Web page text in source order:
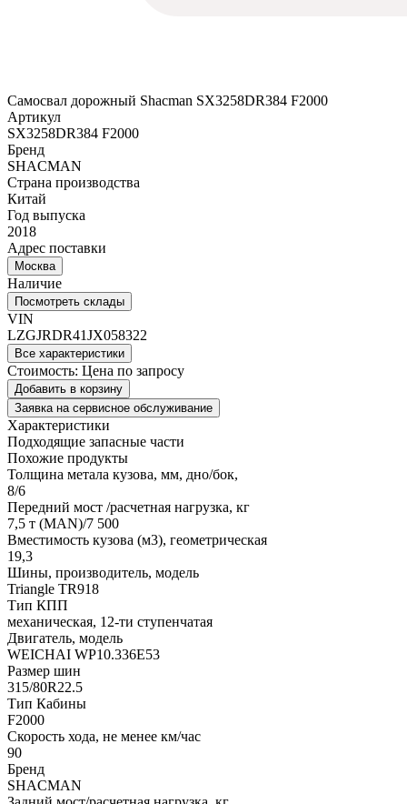
Самосвал дорожный Shacman SX3258DR384 F2000
Артикул
SX3258DR384 F2000
Бренд
SHACMAN
Страна производства
Китай
Год выпуска
2018
Адрес поставки
Москва
Наличие
Посмотреть склады
VIN
LZGJRDR41JX058322
Все характеристики
Стоимость: Цена по запросу
Добавить в корзину
Заявка на сервисное обслуживание
Характеристики
Подходящие запасные части
Похожие продукты
Толщина метала кузова, мм, дно/бок,
8/6
Передний мост /расчетная нагрузка, кг
7,5 т (MAN)/7 500
Вместимость кузова (м3), геометрическая
19,3
Шины, производитель, модель
Triangle TR918
Тип КПП
механическая, 12-ти ступенчатая
Двигатель, модель
WEICHAI WP10.336E53
Размер шин
315/80R22.5
Тип Кабины
F2000
Скорость хода, не менее км/час
90
Бренд
SHACMAN